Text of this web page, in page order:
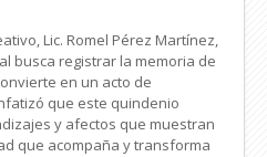
Lic. Romel Pérez Martínez,
busca registrar la memoria de
en un acto de
que este quindenio
y afectos que muestran
que acompaña y transforma